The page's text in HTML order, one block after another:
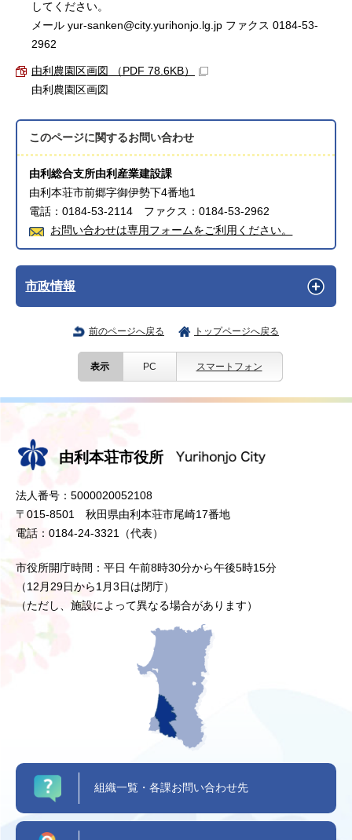
してください。
メール yur-sanken@city.yurihonjo.lg.jp ファクス 0184-53-
2962
由利農園区画図 （PDF 78.6KB）
由利農園区画図
このページに関するお問い合わせ
由利総合支所由利産業建設課
由利本荘市前郷字御伊勢下4番地1
電話：0184-53-2114 ファクス：0184-53-2962
お問い合わせは専用フォームをご利用ください。
市政情報
前のページへ戻る トップページへ戻る
表示 PC スマートフォン
由利本荘市役所
法人番号：5000020052108
〒015-8501 秋田県由利本荘市尾崎17番地
電話：0184-24-3321（代表）
市役所開庁時間：平日 午前8時30分から午後5時15分
（12月29日から1月3日は閉庁）
（ただし、施設によって異なる場合があります）
組織一覧・各課お問い合わせ先